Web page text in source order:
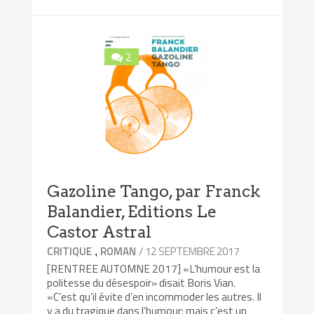
2
Gazoline Tango, par Franck
Balandier, Editions Le
Castor Astral
CRITIQUE , ROMAN / 12 SEPTEMBRE 2017
[RENTREE AUTOMNE 2017] «L’humour est la
politesse du désespoir» disait Boris Vian.
«C’est qu’il évite d’en incommoder les autres. Il
y a du tragique dans l’humour: mais c’est un